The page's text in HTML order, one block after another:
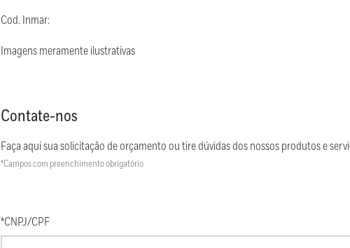
Cod. Inmar:
Imagens meramente ilustrativas
Contate-nos
Faça aqui sua solicitação de orçamento ou tire dúvidas dos nossos produtos e
*Campos com preenchimento obrigatório
*CNPJ/CPF